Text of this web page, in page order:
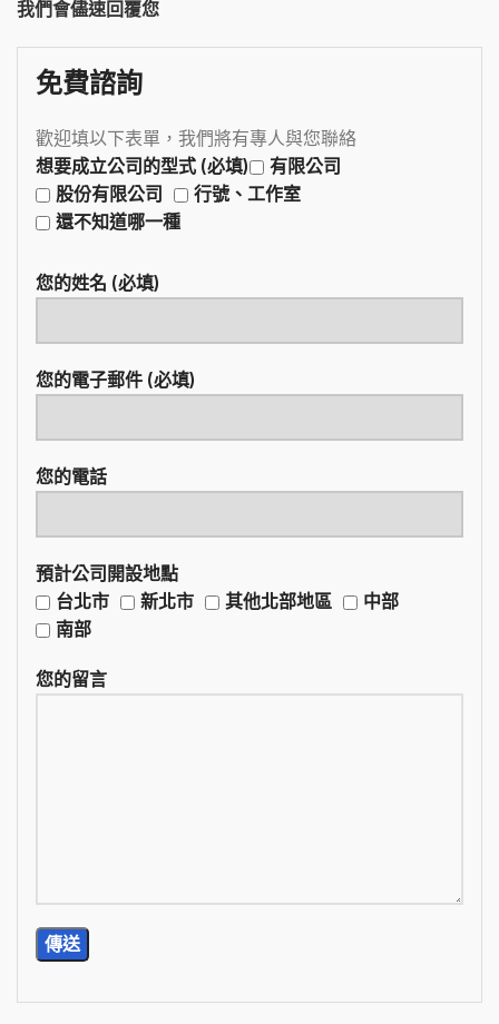
我們會儘速回覆您
免費諮詢
歡迎填以下表單，我們將有專人與您聯絡
想要成立公司的型式 (必填)
有限公司
股份有限公司
行號、工作室
還不知道哪一種
您的姓名 (必填)
您的電子郵件 (必填)
您的電話
預計公司開設地點
台北市
新北市 其他北部地區
中部
南部
您的留言